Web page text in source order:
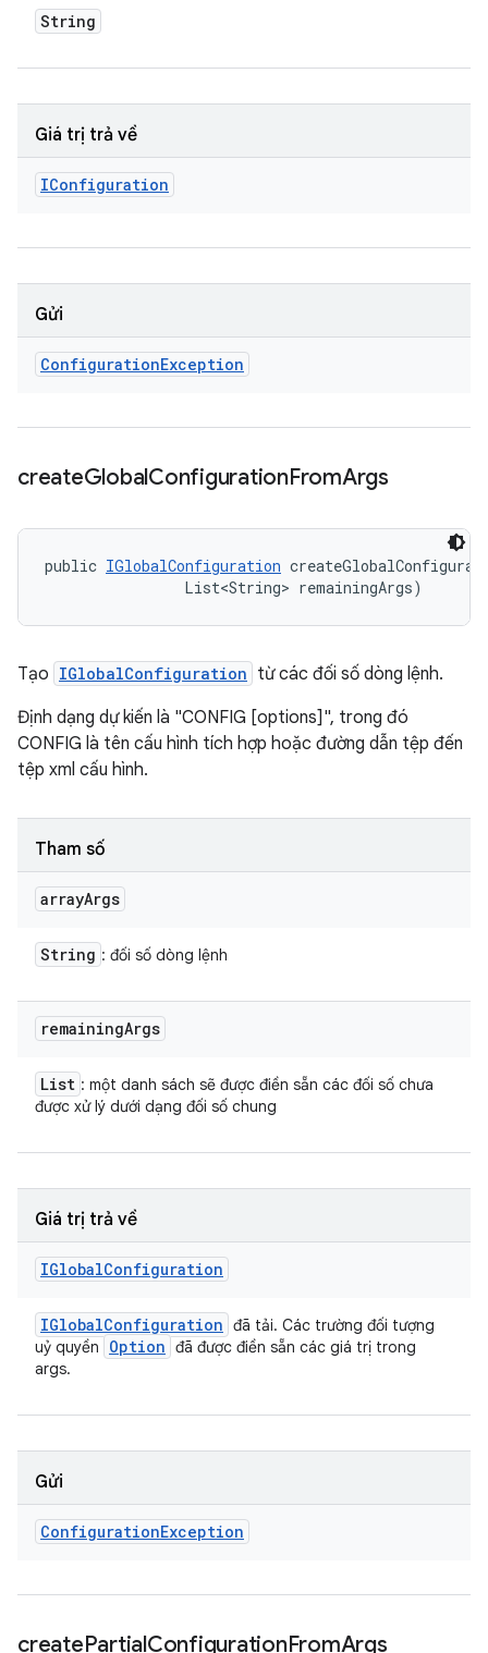
String
Giá trị trả về
IConfiguration
Gửi
ConfigurationException
createGlobalConfigurationFromArgs
public IGlobalConfiguration
                List<String> remainingArgs)
Tạo IGlobalConfiguration từ các đối số dòng lệnh.
Định dạng dự kiến là "CONFIG [options]", trong đó
CONFIG là tên cấu hình tích hợp hoặc đường dẫn tệp đến
tệp xml cấu hình.
Tham số
arrayArgs
String : đối số dòng lệnh
remainingArgs
List : một danh sách sẽ được điền sẵn các đối số chưa
được xử lý dưới dạng đối số chung
Giá trị trả về
IGlobalConfiguration
IGlobalConfiguration đã tải. Các trường đối tượng
uỷ quyền
Option đã được điền sẵn các giá trị trong
args.
Gửi
ConfigurationException
createPartialConfigurationFromArgs